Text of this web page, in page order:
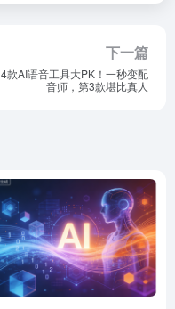
下一篇
4款AI语音工具大PK！一秒变配
音师，第3款堪比真人